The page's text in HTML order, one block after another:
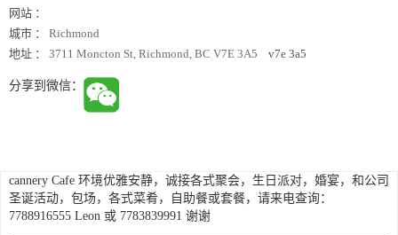
网站 ：
城市 ： Richmond
地址 ： 3711 Moncton St, Richmond, BC V7E 3A5 v7e 3a5
分享到微信：
cannery Cafe 环境优雅安静，诚接各式聚会，生日派对，婚宴，和公司
圣诞活动，包场，各式菜肴，自助餐或套餐，请来电查询：
7788916555 Leon 或 7783839991 谢谢